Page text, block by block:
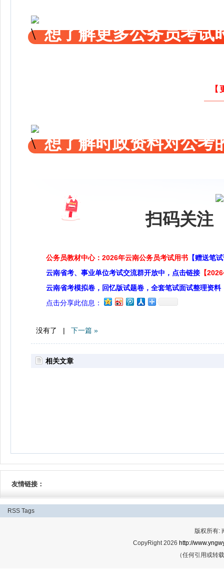
想了解更多公务员考试
想了解时政资料对公考
扫码关注
公务员教材中心：2026年云南公务员考试用书 【赠送笔
云南省考、事业单位考试交流群开放中，点击链接 【
云南省考模拟卷，回忆版试题卷，全套笔试面试整理资料
点击分享此信息：
没有了 | 下一篇 »
相关文章
友情链接：
RSS Tags
版权所有:
CopyRight 2026 http://
（任何引用或转